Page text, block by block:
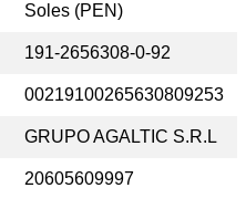
Soles (PEN)
191-2656308-0-92
00219100265630809253
GRUPO AGALTIC S.R.L
20605609997